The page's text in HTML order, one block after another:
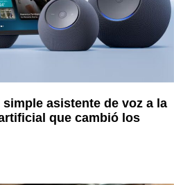
asistente de voz a la
que cambió los